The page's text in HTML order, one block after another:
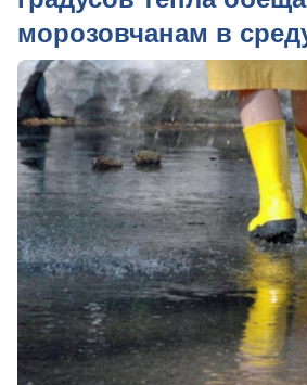
морозовчанам в